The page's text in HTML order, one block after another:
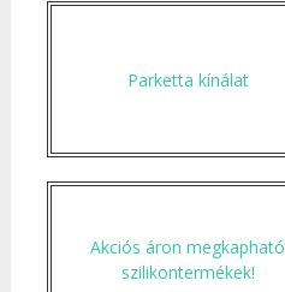
Parketta kínálat
Akciós áron megkapható
szilikontermékek!